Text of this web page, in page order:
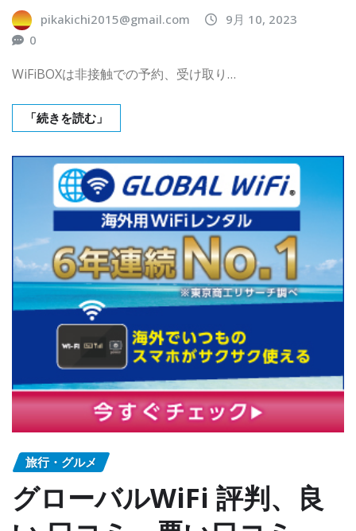
pikakichi2015@gmail.com
9月 10, 2023
0
WiFiBOXは非接触での予約、受け取り…
「続きを読む」
旅行・グルメ
グローバルWiFi 評判、良